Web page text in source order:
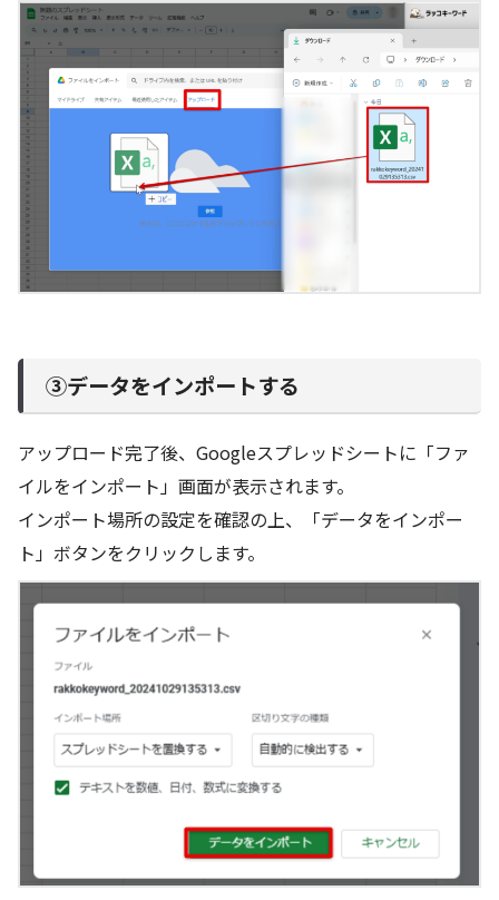
③データをインポートする
アップロード完了後、Googleスプレッドシートに「ファ
イルをインポート」画面が表示されます。
インポート場所の設定を確認の上、「データをインポー
ト」ボタンをクリックします。